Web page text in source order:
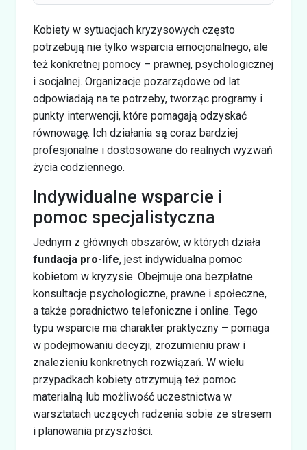
Kobiety w sytuacjach kryzysowych często
potrzebują nie tylko wsparcia emocjonalnego, ale
też konkretnej pomocy – prawnej, psychologicznej
i socjalnej. Organizacje pozarządowe od lat
odpowiadają na te potrzeby, tworząc programy i
punkty interwencji, które pomagają odzyskać
równowagę. Ich działania są coraz bardziej
profesjonalne i dostosowane do realnych wyzwań
życia codziennego.
Indywidualne wsparcie i
pomoc specjalistyczna
Jednym z głównych obszarów, w których działa
fundacja pro-life, jest indywidualna pomoc
kobietom w kryzysie. Obejmuje ona bezpłatne
konsultacje psychologiczne, prawne i społeczne,
a także poradnictwo telefoniczne i online. Tego
typu wsparcie ma charakter praktyczny – pomaga
w podejmowaniu decyzji, zrozumieniu praw i
znalezieniu konkretnych rozwiązań. W wielu
przypadkach kobiety otrzymują też pomoc
materialną lub możliwość uczestnictwa w
warsztatach uczących radzenia sobie ze stresem
i planowania przyszłości.